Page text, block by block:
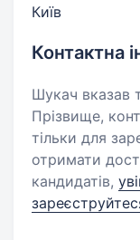
Київ
Контактна
Шукач вказав
Прізвище,
тільки для
отримати
кандидатів,